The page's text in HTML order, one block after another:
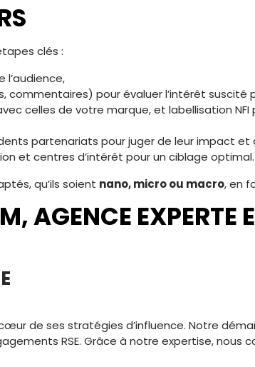
clés :
commentaires) pour évaluer l’intérêt suscité
celles de votre marque, et labellisation
partenariats pour juger de leur impact et
et centres d’intérêt pour un ciblage optimal.
qu’ils soient nano, micro ou macro, en
AGENCE EXPERTE
de ses stratégies d’influence. Notre
RSE. Grâce à notre expertise, nous